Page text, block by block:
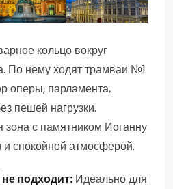
ПОНОЧЬ: ВЕЧЕРНЯЯ
И ДВОРАМ
АВСТРИИ
ВЕНА — ПЕРВОЕ
ИССЛЕДУЙТЕ СЕРДЦЕ
АВСТРИИ ЗА 2 ЧАСА
кольцо вокруг
По нему ходят трамваи №1
оперы, парламента,
пешей нагрузки.
с памятником Иоганну
спокойной атмосферой.
подходит: Идеально для